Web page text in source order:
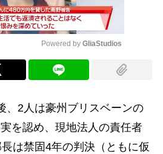
Powered by GliaStudios
2人は豪州ブリスベーンの
を認め、現地法人の責任者
は禁固4年の判決（ともに仮